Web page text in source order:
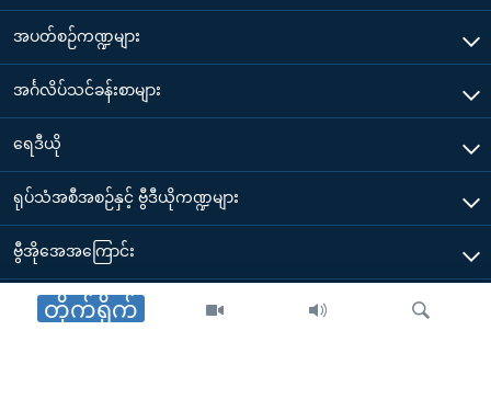
တိုက်ရိုက်
အပတ်စဉ်ကဏ္ဍများ
အင်္ဂလိပ်သင်ခန်းစာများ
ရေဒီယို
ရုပ်သံအစီအစဉ်နှင့် ဗွီဒီယိုကဏ္ဍများ
ဗွီအိုအေအကြောင်း
ဗွီအိုအေ မိုဘိုင်းလ်အက်ပ်များ ဒေါင်းလုတ်ယူရန်